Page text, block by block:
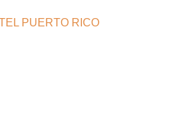
PUERTO RICO